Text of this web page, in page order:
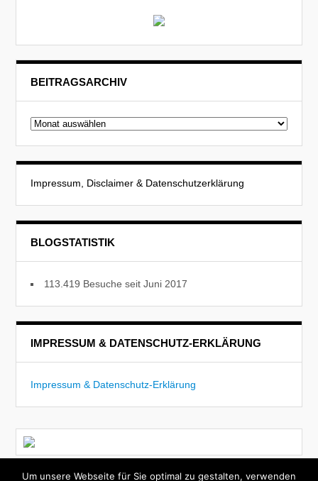
BEITRAGSARCHIV
Beitragsarchiv
Impressum, Disclaimer & Datenschutzerklärung
BLOGSTATISTIK
113.419 Besuche seit Juni 2017
IMPRESSUM & DATENSCHUTZ-ERKLÄRUNG
Impressum & Datenschutz-Erklärung
Um unsere Webseite für Sie optimal zu gestalten, verwenden